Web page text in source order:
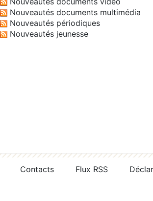
Nouveautés documents multimédia
Nouveautés périodiques
Nouveautés jeunesse
Contacts Flux RSS